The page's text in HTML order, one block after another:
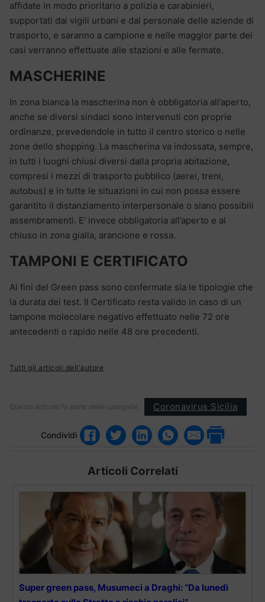
affidate in modo prioritario a polizia e carabinieri,
supportati dai vigili urbani e dal personale delle aziende di
trasporto, e saranno a campione e nelle maggior parte dei
casi verranno effettuate alle stazioni e alle fermate.
MASCHERINE
In zona bianca la mascherina non è obbligatoria all’aperto,
anche se diversi sindaci sono intervenuti con proprie
ordinanze, prevedendole in tutto il centro storico o nelle
zone dello shopping. La mascherina va indossata, sempre,
in tutti i luoghi chiusi diversi dalla propria abitazione,
compresi i mezzi di trasporto pubblico (aerei, treni,
autobus) e in tutte le situazioni in cui non possa essere
garantito il distanziamento interpersonale o siano possibili
assembramenti. E’ invece obbligatoria all’aperto e al
chiuso in zona gialla, arancione e rossa.
TAMPONI E CERTIFICATO
Ai fini del Green pass sono confermate sia le tipologie che
la durata dei test. Il Certificato resta valido in caso di un
tampone molecolare negativo effettuato nelle 72 ore
antecedenti o rapido nelle 48 ore precedenti.
Tutti gli articoli dell'autore
Questo articolo fa parte delle categorie: Coronavirus Sicilia
Condividi
Articoli Correlati
Super green pass, Musumeci a Draghi: “Da lunedì